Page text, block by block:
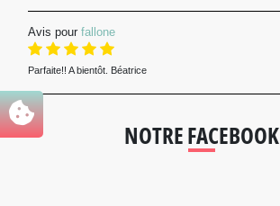
Avis pour fallone
Parfaite!! A bientôt. Béatrice
NOTRE FACEBOOK